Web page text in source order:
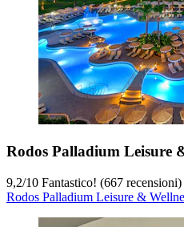
Rodos Palladium Leisure
9,2/10 Fantastico! (667 recensioni)
Rodos Palladium Leisure &